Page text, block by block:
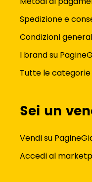
Spedizione e
Condizioni
I brand su
Tutte le categorie
Sei un
Vendi su
Accedi al